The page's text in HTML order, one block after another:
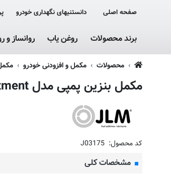
صفحه اصلی دانستنیهای نگهداری خودرو
برند محصولات روغن یاب روانساز و
محصولات مکمل و افزودنی خودرو
مکمل بنزین پمپی مدل JLM E10 Fuel Treatment حجم 250 میلی لیتر
کد محصول: J03175
مشخصات کلی